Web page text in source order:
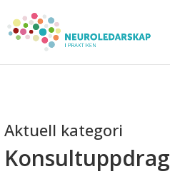
Aktuell kategori
Konsultuppdrag